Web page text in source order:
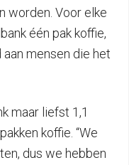
worden. Voor elke
één pak koffie,
mensen die het
maar liefst 1,1
koffie. “We
dus we hebben